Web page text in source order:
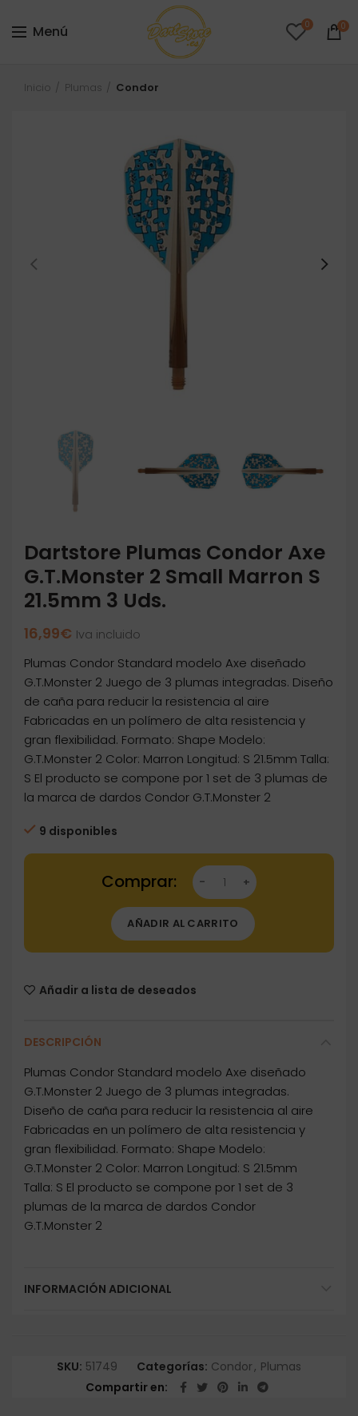
Menú 0 0
Inicio Plumas Condor
Dartstore Plumas Condor Axe
G.T.Monster 2 Small Marron S
21.5mm 3 Uds.
16,99€ Iva incluido
Plumas Condor Standard modelo Axe diseñado
G.T.Monster 2 Juego de 3 plumas integradas. Diseño
de caña para reducir la resistencia al aire
Fabricadas en un polímero de alta resistencia y
gran flexibilidad. Formato: Shape Modelo:
G.T.Monster 2 Color: Marron Longitud: S 21.5mm Talla:
S El producto se compone por 1 set de 3 plumas de
la marca de dardos Condor G.T.Monster 2
9 disponibles
Dartstore Plumas Condor Axe G.T.Monster 2
AÑADIR AL CARRITO
Añadir a lista de deseados
DESCRIPCIÓN
Plumas Condor Standard modelo Axe diseñado
G.T.Monster 2 Juego de 3 plumas integradas.
Diseño de caña para reducir la resistencia al aire
Fabricadas en un polímero de alta resistencia y
gran flexibilidad. Formato: Shape Modelo:
G.T.Monster 2 Color: Marron Longitud: S 21.5mm
Talla: S El producto se compone por 1 set de 3
plumas de la marca de dardos Condor
G.T.Monster 2
INFORMACIÓN ADICIONAL
SKU: 51749 Categorías: Condor, Plumas
Compartir en